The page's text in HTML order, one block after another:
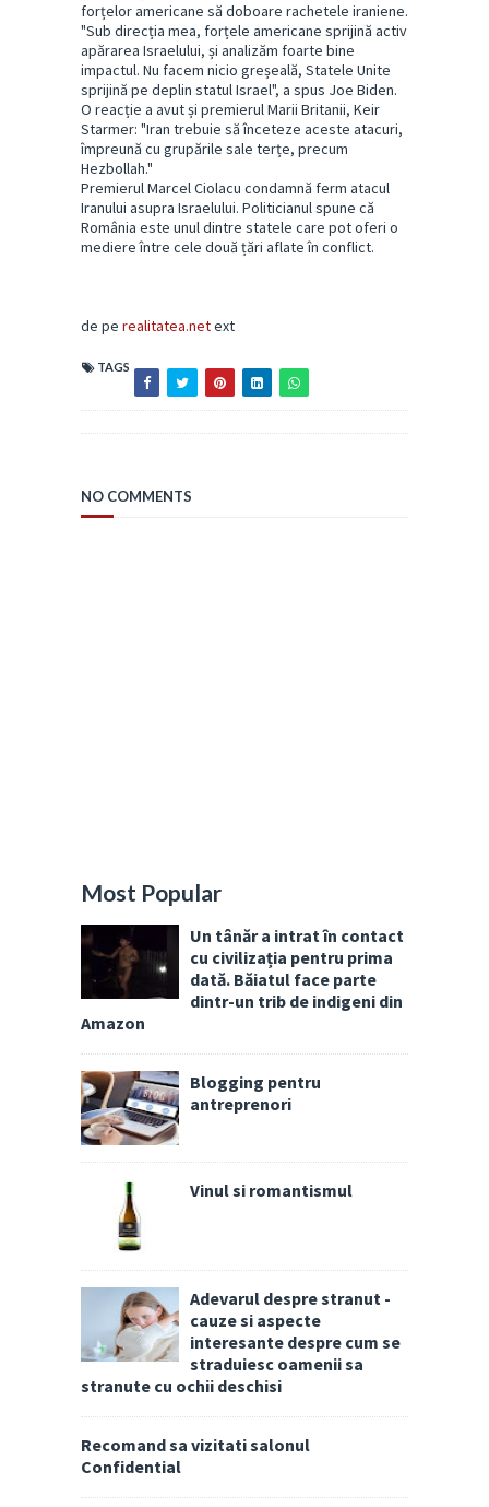
forțelor americane să doboare rachetele iraniene.
"Sub direcția mea, forțele americane sprijină activ
apărarea Israelului, și analizăm foarte bine
impactul. Nu facem nicio greșeală, Statele Unite
sprijină pe deplin statul Israel", a spus Joe Biden.
O reacție a avut și premierul Marii Britanii, Keir
Starmer: "Iran trebuie să înceteze aceste atacuri,
împreună cu grupările sale terțe, precum
Hezbollah."
Premierul Marcel Ciolacu condamnă ferm atacul
Iranului asupra Israelului. Politicianul spune că
România este unul dintre statele care pot oferi o
mediere între cele două țări aflate în conflict.
de pe realitatea.netext
TAGS
NO COMMENTS
Most Popular
Un tânăr a intrat în contact
cu civilizația pentru prima
dată. Băiatul face parte
dintr-un trib de indigeni din
Amazon
Blogging pentru
antreprenori
Vinul si romantismul
Adevarul despre stranut -
cauze si aspecte
interesante despre cum se
straduiesc oamenii sa
stranute cu ochii deschisi
Recomand sa vizitati salonul
Confidential